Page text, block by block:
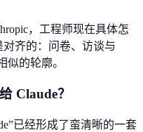
，工程师现在具体怎
齐的：问卷、访谈与
似的轮廓。
Claude？
已经形成了蛮清晰的一套